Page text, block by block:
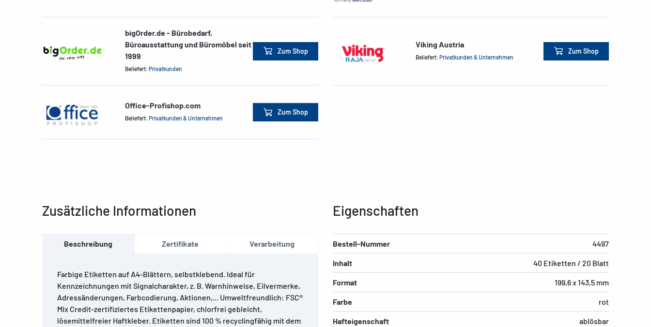
bigOrder.de - Bürobedarf,
Büroausstattung und Büromöbel seit
1999
Beliefert: Privatkunden
Zum Shop
Viking Austria
Beliefert: Privatkunden & Unternehmen
Zum Shop
Office-Profishop.com
Beliefert: Privatkunden & Unternehmen
Zum Shop
Zusätzliche Informationen
Beschreibung Zertifikate Verarbeitung
Farbige Etiketten auf A4-Blättern, selbstklebend. Ideal für
Kennzeichnungen mit Signalcharakter, z. B. Warnhinweise, Eilvermerke,
Adressänderungen, Farbcodierung, Aktionen,... Umweltfreundlich: FSC®
Mix Credit-zertifiziertes Etikettenpapier, chlorfrei gebleicht,
lösemittelfreier Haftkleber. Etiketten sind 100 % recyclingfähig mit dem
Eigenschaften
Bestell-Nummer 4497
Inhalt 40 Etiketten / 20 Blatt
Format 199,6 x 143,5 mm
Farbe rot
Hafteigenschaft ablösbar